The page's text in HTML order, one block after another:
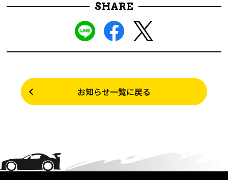
SHARE
お知らせ一覧に戻る